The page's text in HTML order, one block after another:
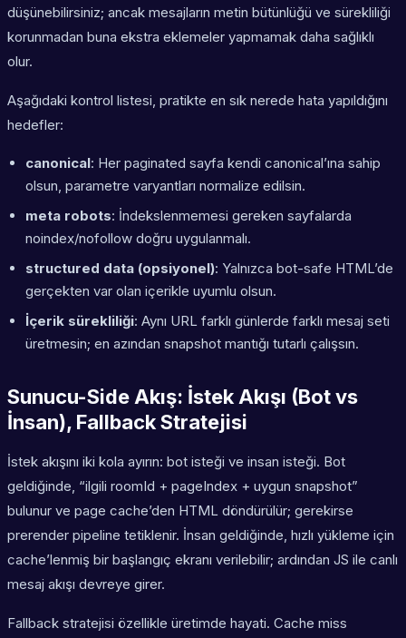
düşünebilirsiniz; ancak mesajların metin bütünlüğü ve sürekliliği
korunmadan buna ekstra eklemeler yapmamak daha sağlıklı
olur.
Aşağıdaki kontrol listesi, pratikte en sık nerede hata yapıldığını
hedefler:
canonical: Her paginated sayfa kendi canonical’ına sahip
olsun, parametre varyantları normalize edilsin.
meta robots: İndekslenmemesi gereken sayfalarda
noindex/nofollow doğru uygulanmalı.
structured data (opsiyonel): Yalnızca bot-safe HTML’de
gerçekten var olan içerikle uyumlu olsun.
İçerik sürekliliği: Aynı URL farklı günlerde farklı mesaj seti
üretmesin; en azından snapshot mantığı tutarlı çalışsın.
Sunucu-Side Akış: İstek Akışı (Bot vs
İnsan), Fallback Stratejisi
İstek akışını iki kola ayırın: bot isteği ve insan isteği. Bot
geldiğinde, “ilgili roomId + pageIndex + uygun snapshot”
bulunur ve page cache’den HTML döndürülür; gerekirse
prerender pipeline tetiklenir. İnsan geldiğinde, hızlı yükleme için
cache’lenmiş bir başlangıç ekranı verilebilir; ardından JS ile canlı
mesaj akışı devreye girer.
Fallback stratejisi özellikle üretimde hayati. Cache miss